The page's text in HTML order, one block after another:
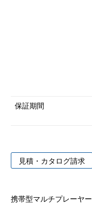
保証期間
見積・カタログ請求
携帯型マルチプレーヤー